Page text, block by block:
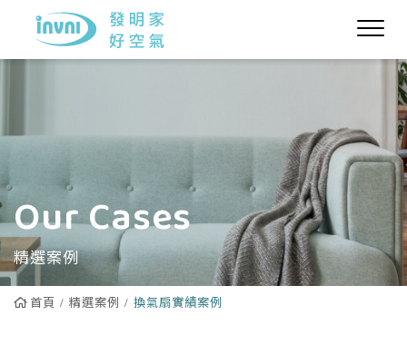
Our Cases
精選案例
首頁 精選案例 換氣扇實績案例